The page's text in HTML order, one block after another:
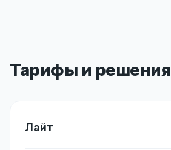
Тарифы и решения
Лайт